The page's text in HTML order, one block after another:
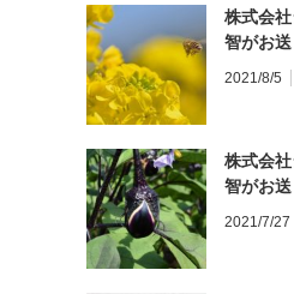
株式会
智がお
／『日
７月８
の➀
2021/8/5
株式会
智がお
／『日
７月８
2021/7/27